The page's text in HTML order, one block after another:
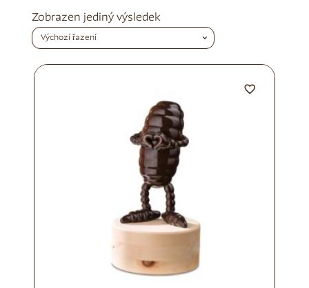
Zobrazen jediný výsledek